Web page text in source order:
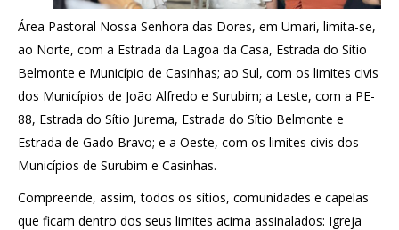
Área Pastoral Nossa Senhora das Dores, em Umari, limita-se,
ao Norte, com a Estrada da Lagoa da Casa, Estrada do Sítio
Belmonte e Município de Casinhas; ao Sul, com os limites civis
dos Municípios de João Alfredo e Surubim; a Leste, com a PE-
88, Estrada do Sítio Jurema, Estrada do Sítio Belmonte e
Estrada de Gado Bravo; e a Oeste, com os limites civis dos
Municípios de Surubim e Casinhas.
Compreende, assim, todos os sítios, comunidades e capelas
que ficam dentro dos seus limites acima assinalados: Igreja